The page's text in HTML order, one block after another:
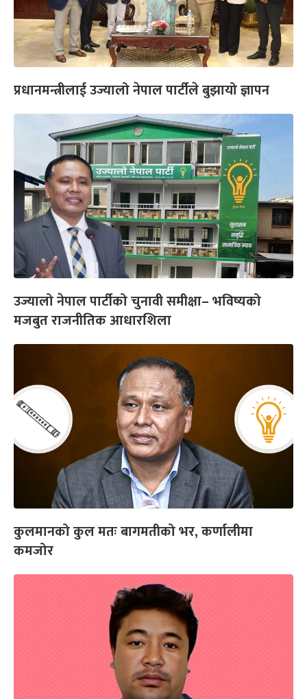
प्रधानमन्त्रीलाई उज्यालो नेपाल पार्टीले बुझायो ज्ञापन
उज्यालो नेपाल पार्टीको चुनावी समीक्षा– भविष्यको
मजबुत राजनीतिक आधारशिला
कुलमानको कुल मतः बागमतीको भर, कर्णालीमा
कमजोर